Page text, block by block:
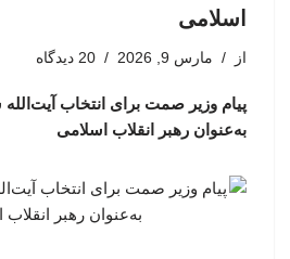
اسلامی
از مارس 9, 2026 20 دیدگاه
پیام وزیر صمت برای انتخاب
به‌عنوان رهبر انقلاب اسلامی